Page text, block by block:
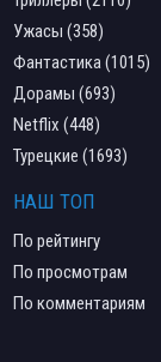
Ужасы (358)
Фантастика (1015)
Дорамы (693)
Netflix (448)
Турецкие (1693)
НАШ ТОП
По рейтингу
По просмотрам
По комментариям